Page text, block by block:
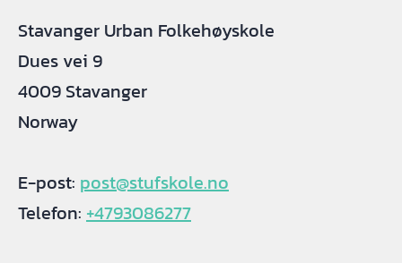
Stavanger Urban Folkehøyskole
Dues vei 9
4009 Stavanger
Norway
E-post: post@stufskole.no
Telefon: +4793086277